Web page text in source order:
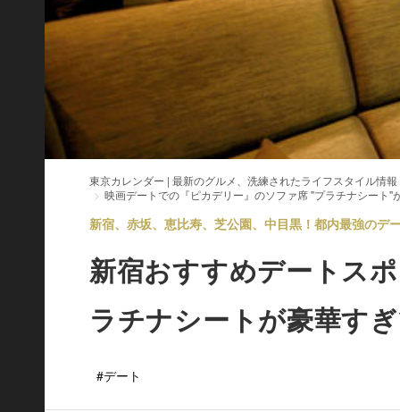
東京カレンダー | 最新のグルメ、洗練されたライフスタイル情報
映画デートでの『ピカデリー』のソファ席 "プラチナシート"
新宿、赤坂、恵比寿、芝公園、中目黒！都内最強のデ
新宿おすすめデートス
ラチナシートが豪華す
#デート